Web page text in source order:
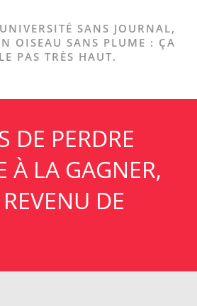
SANS JOURNAL,
OISEAU SANS PLUME : ÇA
PAS TRÈS HAUT.
DE PERDRE
À LA GAGNER,
DE